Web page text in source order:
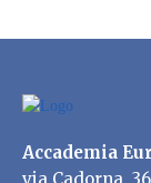
Accademia